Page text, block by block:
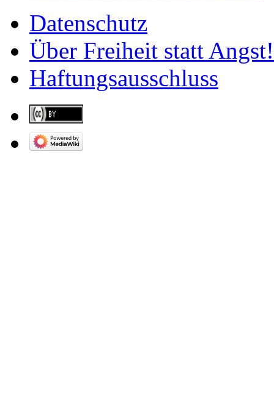
Datenschutz
Über Freiheit statt Angst!
Haftungsausschluss